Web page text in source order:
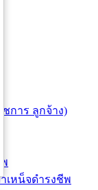
ชการ ลูกจ้าง)
เหน็จดำรงชีพ